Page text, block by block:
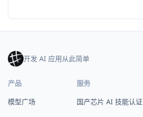
开发 AI 应用从此简单
产品
模型广场
服务
国产芯片 AI 技能认证